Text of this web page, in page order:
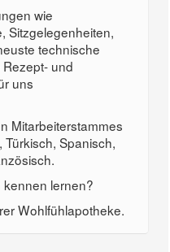
wie
Sitzgelegenheiten,
technische
und
uns
Mitarbeiterstammes
Spanisch,
lernen?
Wohlfühlapotheke.